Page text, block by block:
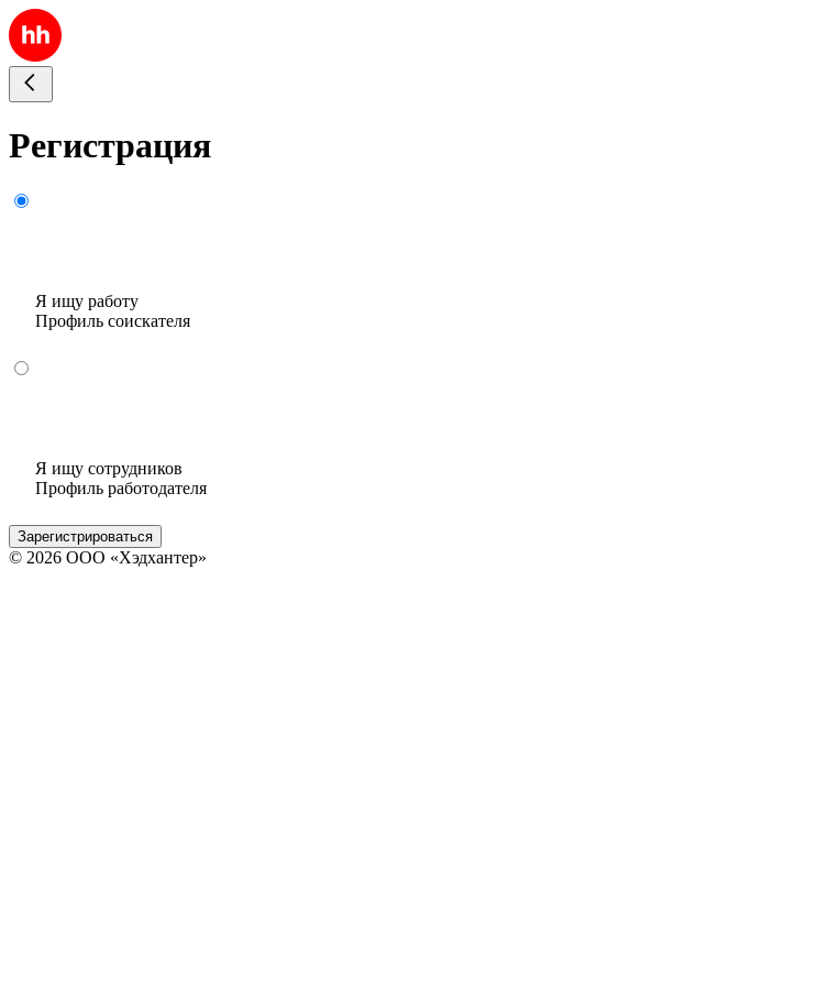
Регистрация
Я ищу работу
Профиль соискателя
Я ищу сотрудников
Профиль работодателя
Зарегистрироваться
© 2026 ООО «Хэдхантер»